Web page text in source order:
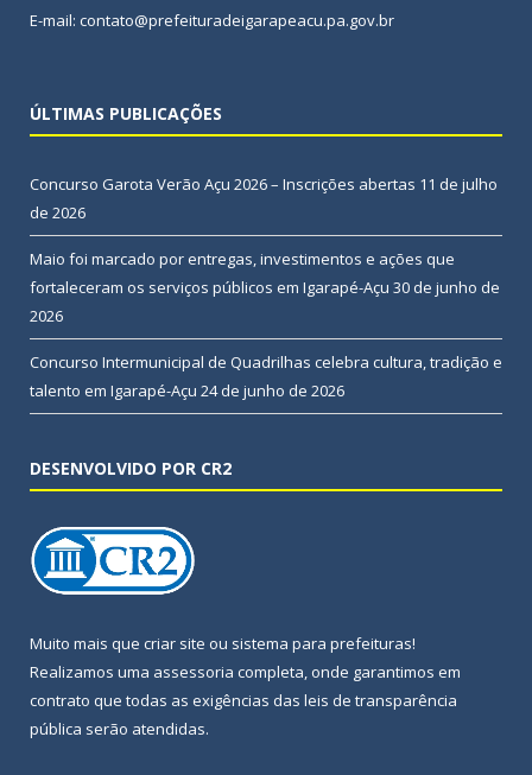
E-mail: contato@prefeituradeigarapeacu.pa.gov.br
ÚLTIMAS PUBLICAÇÕES
Concurso Garota Verão Açu 2026 – Inscrições abertas 11 de julho
de 2026
Maio foi marcado por entregas, investimentos e ações que
fortaleceram os serviços públicos em Igarapé-Açu 30 de junho de
2026
Concurso Intermunicipal de Quadrilhas celebra cultura, tradição e
talento em Igarapé-Açu 24 de junho de 2026
DESENVOLVIDO POR CR2
Muito mais que criar site ou sistema para prefeituras!
Realizamos uma assessoria completa, onde garantimos em
contrato que todas as exigências das leis de transparência
pública serão atendidas.